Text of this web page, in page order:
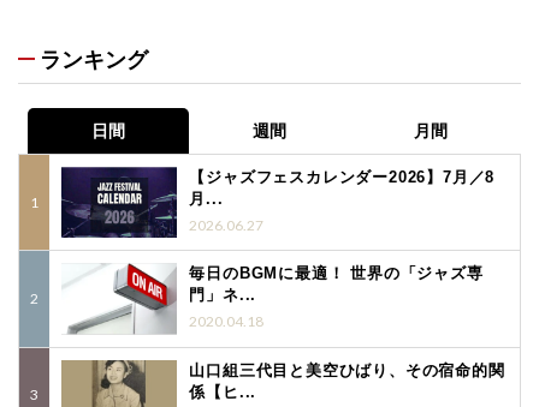
ランキング
日間 週間 月間
【ジャズフェスカレンダー2026】7月／8
月...
2026.06.27
毎日のBGMに最適！ 世界の「ジャズ専
門」ネ...
2020.04.18
山口組三代目と美空ひばり、その宿命的関
係【ヒ...